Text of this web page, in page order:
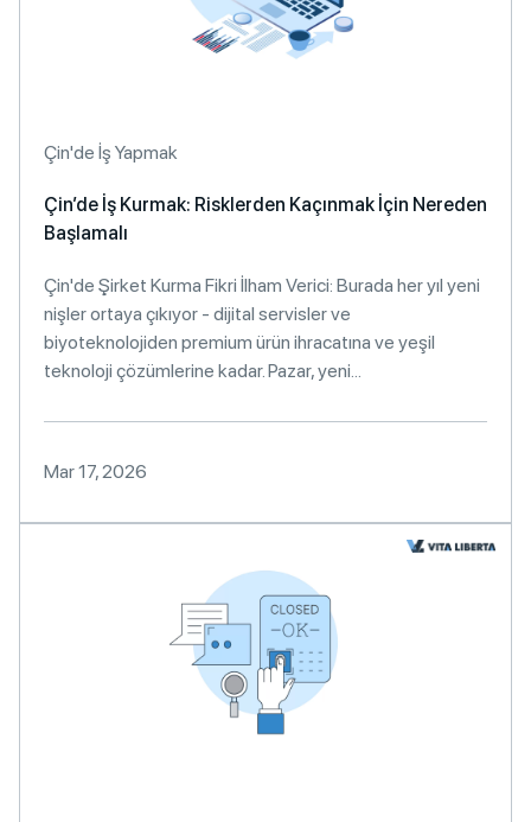
Çin'de İş Yapmak
Çin’de İş Kurmak: Risklerden Kaçınmak İçin Nereden
Başlamalı
Çin'de Şirket Kurma Fikri İlham Verici: Burada her yıl yeni
nişler ortaya çıkıyor - dijital servisler ve
biyoteknolojiden premium ürün ihracatına ve yeşil
teknoloji çözümlerine kadar. Pazar, yeni...
Mar 17, 2026